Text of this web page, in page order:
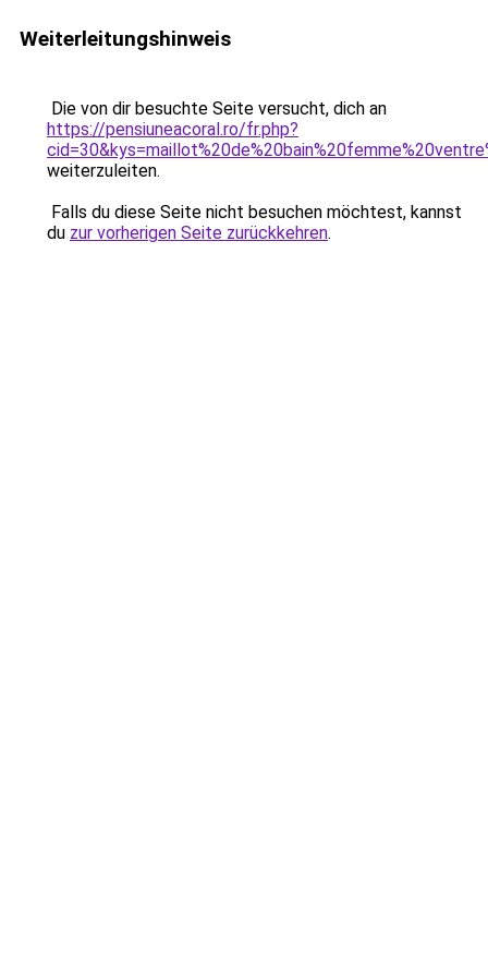
Weiterleitungshinweis
Die von dir besuchte Seite versucht, dich an
https://pensiuneacoral.ro/fr.php?
weiterzuleiten.
Falls du diese Seite nicht besuchen möchtest, kannst
du zur vorherigen Seite zurückkehren.